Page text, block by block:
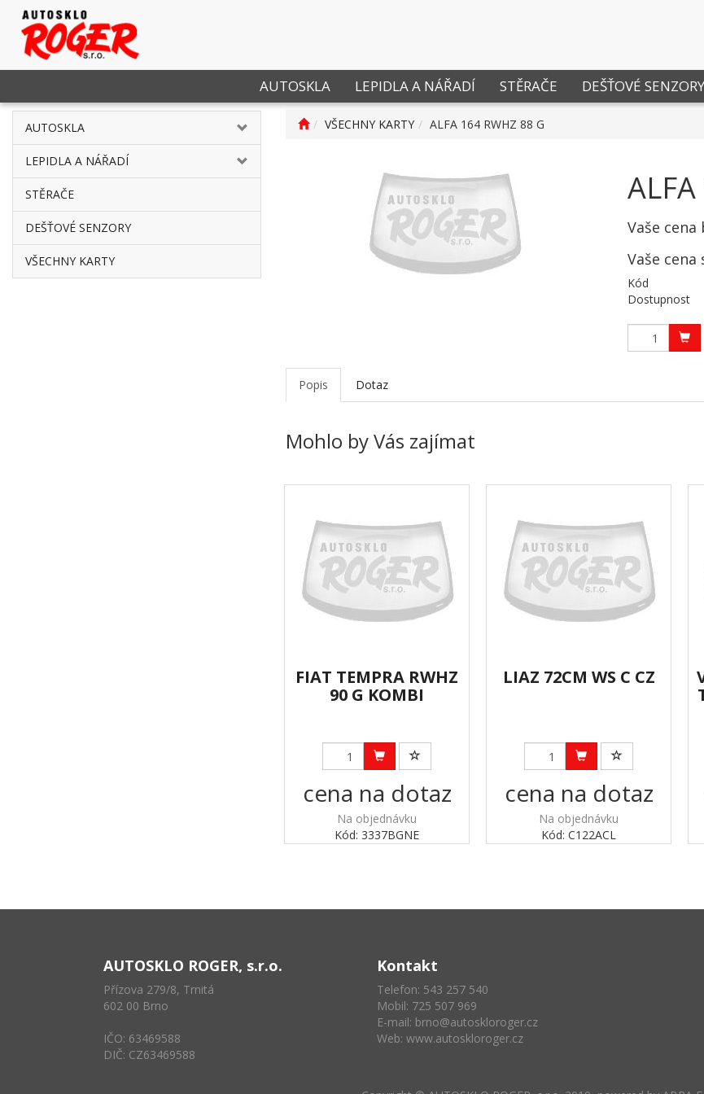
AUTOSKLA LEPIDLA A NÁŘADÍ STĚRAČE DEŠŤOVÉ SENZORY
AUTOSKLA
LEPIDLA A NÁŘADÍ
STĚRAČE
DEŠŤOVÉ SENZORY
VŠECHNY KARTY
VŠECHNY KARTY ALFA 164 RWHZ 88 G
Vaše cena
Vaše cena
Kód
Dostupnost
Popis Dotaz
Mohlo by Vás zajímat
FIAT TEMPRA RWHZ
90 G KOMBI
cena na dotaz
Na objednávku
Kód: 3337BGNE
LIAZ 72CM WS C CZ
cena na dotaz
Na objednávku
Kód: C122ACL
AUTOSKLO ROGER, s.r.o.
Přízova 279/8, Trnitá
602 00 Brno
IČO: 63469588
DIČ: CZ63469588
Kontakt
Telefon: 543 257 540
Mobil: 725 507 969
E-mail: brno@autoskloroger.cz
Web: www.autoskloroger.cz